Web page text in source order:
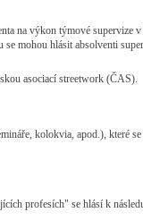
na výkon týmové supervize
se mohou hlásit absolventi
asociací streetwork (ČAS).
kolokvia, apod.), které
profesích" se hlásí k